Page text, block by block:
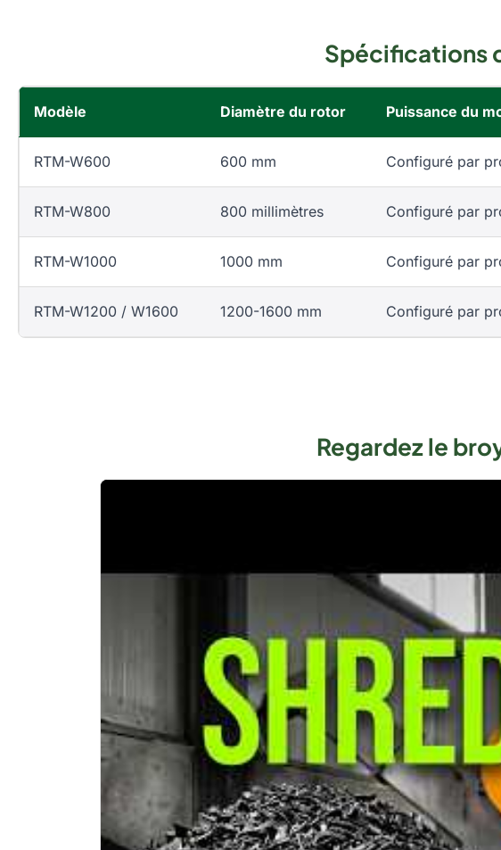
Spécifications
Modèle Diamètre du rotor Puissance du
RTM-W600 600 mm Configuré par
RTM-W800 800 millimètres Configuré par
RTM-W1000 1000 mm Configuré par
RTM-W1200 / W1600 1200-1600 mm Configuré par
Regardez le